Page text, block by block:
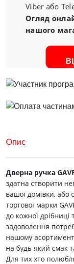
Viber або
Огляд
нашого
Опис
Дверна ручка
здатна створити
вашої домівки, або
торгової марки
до кожної
задоволення
нашому
на будь-який смак
Для тих хто